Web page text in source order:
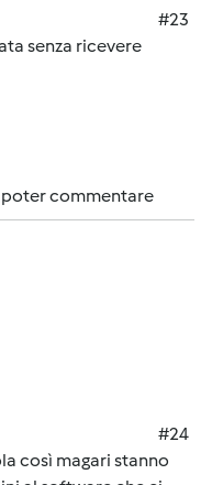
#23
senza ricevere
commentare
#24
così magari stanno